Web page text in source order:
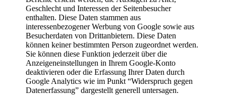
Geschlecht und Interessen der Seitenbesucher
enthalten. Diese Daten stammen aus
interessenbezogener Werbung von Google sowie aus
Besucherdaten von Drittanbietern. Diese Daten
können keiner bestimmten Person zugeordnet werden.
Sie können diese Funktion jederzeit über die
Anzeigeneinstellungen in Ihrem Google-Konto
deaktivieren oder die Erfassung Ihrer Daten durch
Google Analytics wie im Punkt “Widerspruch gegen
Datenerfassung” dargestellt generell untersagen.